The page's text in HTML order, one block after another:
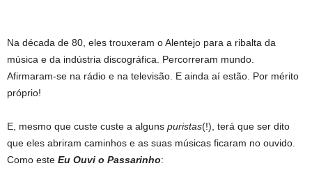
Na década de 80, eles trouxeram o Alentejo para a ribalta da
música e da indústria discográfica. Percorreram mundo.
Afirmaram-se na rádio e na televisão. E ainda aí estão. Por mérito
próprio!
E, mesmo que custe custe a alguns puristas(!), terá que ser dito
que eles abriram caminhos e as suas músicas ficaram no ouvido.
Como este Eu Ouvi o Passarinho: